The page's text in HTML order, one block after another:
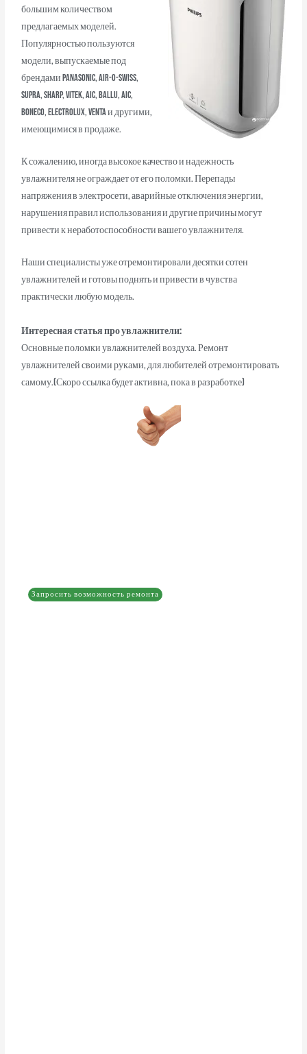
большим количеством
предлагаемых моделей.
Популярностью пользуются
модели, выпускаемые под
брендами Panasonic, Air-O-Swiss,
SUPRA, Sharp, VITEK, AIC, Ballu, AIC,
Boneco, Electrolux, Venta и другими,
имеющимися в продаже.
К сожалению, иногда высокое качество и надежность
увлажнителя не ограждает от его поломки. Перепады
напряжения в электросети, аварийные отключения энергии,
нарушения правил использования и другие причины могут
привести к неработоспособности вашего увлажнителя.
Наши специалисты уже отремонтировали десятки сотен
увлажнителей и готовы поднять и привести в чувства
практически любую модель.
Интересная статья про увлажнители:
Основные поломки увлажнителей воздуха. Ремонт
увлажнителей своими руками, для любителей отремонтировать
самому.(Скоро ссылка будет активна, пока в разработке)
Запросить возможность ремонта